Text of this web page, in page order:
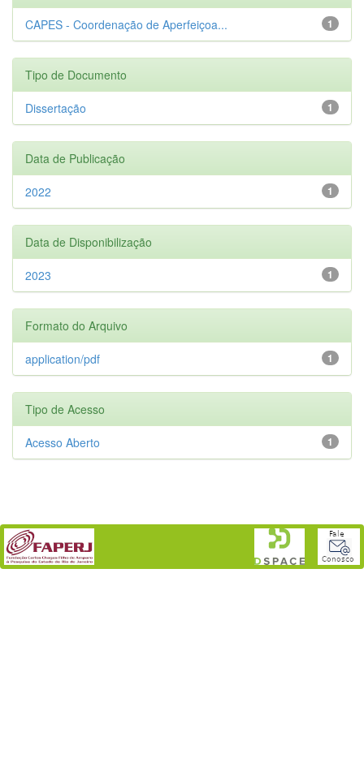
1
CAPES - Coordenação de Aperfeiçoa...
Tipo de Documento
1
Dissertação
Data de Publicação
1
2022
Data de Disponibilização
1
2023
Formato do Arquivo
1
application/pdf
Tipo de Acesso
1
Acesso Aberto